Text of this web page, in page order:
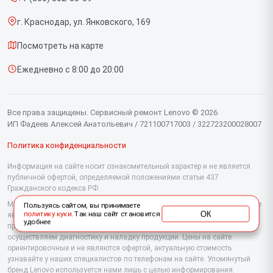
Срочный ремонт
Доставка и способы оплаты
Диагностика
Контакты
г. Краснодар, ул. Янковского, 169
Посмотреть на карте
Ежедневно с 8:00 до 20:00
Все права защищены. Сервисный ремонт Lenovo © 2026
ИП Фадеев Алексей Анатольевич / 721100717003 / 322723200028007
Политика конфиденциальности
Информация на сайте носит ознакомительный характер и не является
публичной офертой, определяемой положениями статьи 437
Гражданского кодекса РФ.
Мы специализируемся на обслуживании и ремонте техники Lenovo, но не
являемся их официальным представителем. Предоставляем
профессиональные услуги после истечения гарантии, а также
осуществляем диагностику и наладку продукции. Цены на сайте
ориентировочные и не являются офертой, актуальную стоимость
узнавайте у наших специалистов по телефонам на сайте. Упомянутый
бренд Lenovo используется нами лишь с целью информирования.
Пользуясь сайтом, вы принимаете
политику куки. Так наш сайт становится
удобнее
ОК